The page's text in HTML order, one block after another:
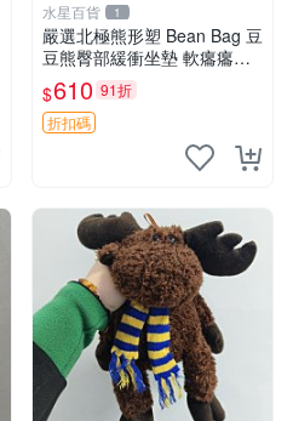
水星百貨 1
嚴選北極熊形塑 Bean Bag 豆
豆熊臀部緩衝坐墊 軟癟癟舒
壓設計 保暖又實用 適合久坐
放松 推薦居家使用 RUSS系
列 豆豆熊屁屁坐墊 3D顆粒結
$610 91折
折扣碼